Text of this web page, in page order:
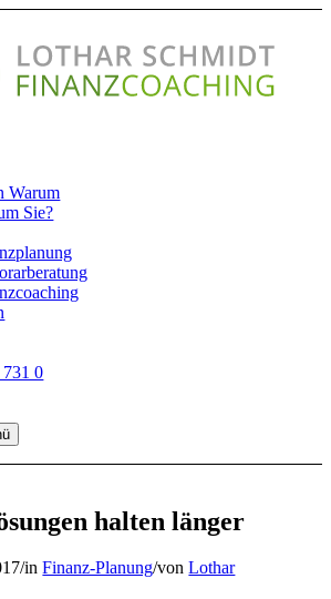
Warum
Sie?
0
halten länger
/inFinanz-Planung/vonLothar